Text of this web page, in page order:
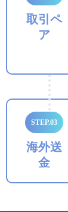
取引ペ
ア
STEP.03
海外送
金